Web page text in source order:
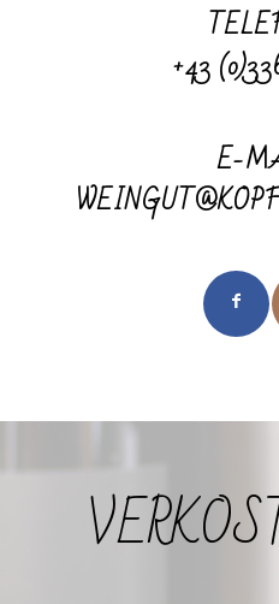
+43
E-